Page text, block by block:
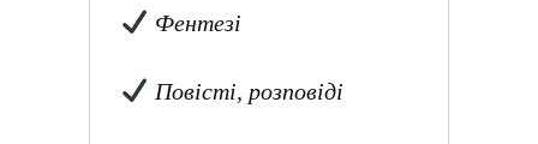
Фентезі
Повісті, розповіді